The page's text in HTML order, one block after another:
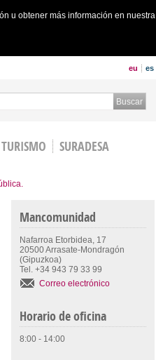
u obtener más información en nuestra
eu es
TURISMO
SURADESA
Mancomunidad
Nafarroa Etorbidea, 17
20500 Arrasate-Mondragón
(Gipuzkoa)
Tel. +34 943 79 33 99
Correo electrónico
Horario de oficina
8:00 - 14:00